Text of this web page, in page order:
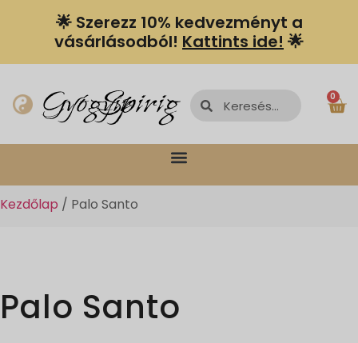
🌟 Szerezz 10% kedvezményt a
vásárlásodból! Kattints ide! 🌟
GyógyírSpiriguru 0
Kezdőlap / Palo Santo
Palo Santo